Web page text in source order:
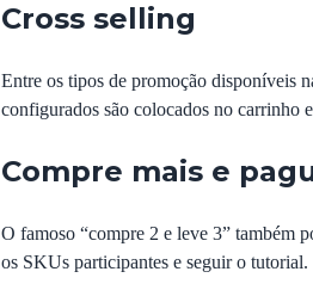
Cross selling
Entre os tipos de promoção disponíveis
configurados são colocados no carrinho
Compre mais e
O famoso “compre 2 e leve 3” também
os SKUs participantes e seguir o tutorial.